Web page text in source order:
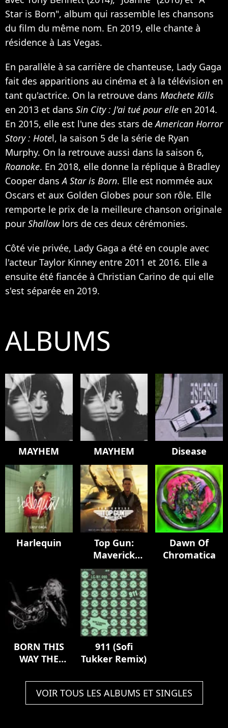
Star is Born", album qui rassemble les chansons
du film du même nom. En 2019, elle chante à
résidence à Las Vegas.
En parallèle à sa carrière de chanteuse, Lady Gaga
fait des apparitions au cinéma et à la télévision en
tant qu'actrice. On la retrouve dans Machete Kills
en 2013 et dans Sin City : J'ai tué pour elle en 2014.
En 2015, elle est l'une des stars deAmerican Horror
Story : Hotel, la saison 5 de la série de Ryan
Murphy. On la retrouve aussi dans la saison 6,
Roanoke. En 2018, elle donne la réplique à Bradley
Cooper dansA Star is Born. Elle est nommée aux
Oscars et aux Golden Globes pour son rôle. Elle
remporte le prix de la meilleure chanson originale
pour Shallowlors de ces deux cérémonies.
Côté vie privée, Lady Gaga a été en couple avec
l'acteur Taylor Kinney entre 2011 et 2016. Elle a
ensuite été fiancée à Christian Carino de qui elle
s'est séparée en 2019.
ALBUMS
MAYHEM MAYHEM Disease
Harlequin
Top Gun:
Maverick
(Music From
The Motion
Picture)
Dawn Of
Chromatica
BORN THIS
WAY THE
ANNIVERSARY
911 (Sofi
Tukker Remix)
VOIR TOUS LES ALBUMS ET SINGLES